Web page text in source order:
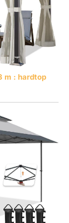
m : hardtop